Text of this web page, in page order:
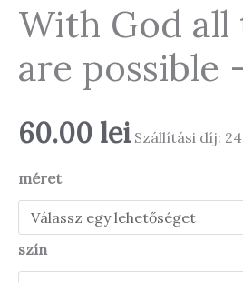
With God all
are possible
60.00 lei Szállítási díj:
méret
szín